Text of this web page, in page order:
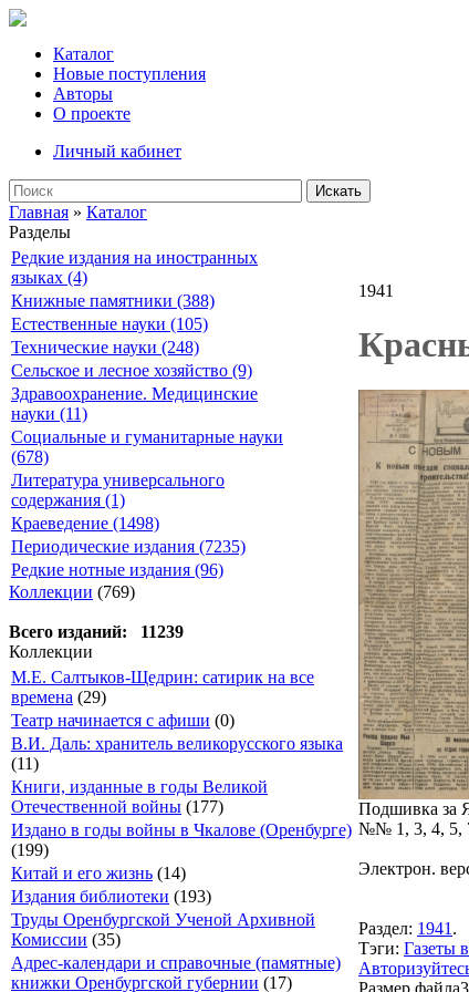
Каталог
Новые поступления
Авторы
О проекте
Личный кабинет
Искать
Главная » Каталог
Разделы
Редкие издания на иностранных
языках (4)
Книжные памятники (388)
Естественные науки (105)
Технические науки (248)
Сельское и лесное хозяйство (9)
Здравоохранение. Медицинские
науки (11)
Социальные и гуманитарные науки
(678)
Литература универсального
содержания (1)
Краеведение (1498)
Периодические издания (7235)
Редкие нотные издания (96)
Коллекции (769)
Всего изданий: 11239
Коллекции
М.Е. Салтыков-Щедрин: сатирик на все
времена (29)
Театр начинается с афиши (0)
В.И. Даль: хранитель великорусского языка
(11)
Книги, изданные в годы Великой
Отечественной войны (177)
Издано в годы войны в Чкалове (Оренбурге)
(199)
Китай и его жизнь (14)
Издания библиотеки (193)
Труды Оренбургской Ученой Архивной
Комиссии (35)
Адрес-календари и справочные (памятные)
книжки Оренбургской губернии (17)
1941
Подшивка за
№№ 1, 3, 4, 5,
Электрон.
Раздел: 1941 .
Тэги: Газеты
Размер файла